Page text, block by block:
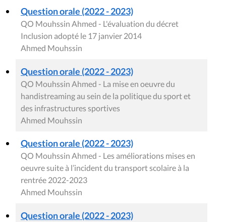
Question orale (2022 - 2023)
QO Mouhssin Ahmed - L'évaluation du décret
Inclusion adopté le 17 janvier 2014
Ahmed Mouhssin
Question orale (2022 - 2023)
QO Mouhssin Ahmed - La mise en oeuvre du
handistreaming au sein de la politique du sport et
des infrastructures sportives
Ahmed Mouhssin
Question orale (2022 - 2023)
QO Mouhssin Ahmed - Les améliorations mises en
oeuvre suite à l’incident du transport scolaire à la
rentrée 2022-2023
Ahmed Mouhssin
Question orale (2022 - 2023)